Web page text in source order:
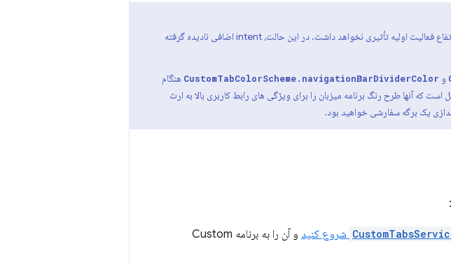
اگر مرورگر پیش‌فرض از برگه‌های سفارشی جزئی پشتیبانی نکند، تعیین ارتفاع فعالیت اولیه تأثیری نخواهد داشت. در این حالت، intent اضافی نادیده گرفته
و CustomTabColorScheme.navigationBarDividerColor هنگام
که آنها طرح رنگ برنامه میزبان را برای ویژگی های رابط کاربری بالا به ارث
یک برگه سفارشی خواهید بود.
شروع کنید
و آن را به برنامه Custom